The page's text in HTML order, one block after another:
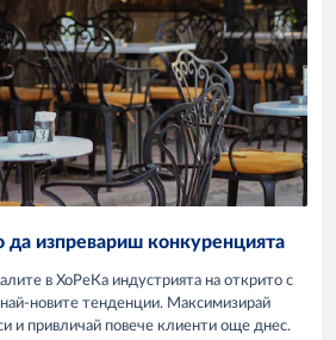
да изпревариш конкуренцията
в ХоРеКа индустрията на открито с
новите тенденции. Максимизирай
и привличай повече клиенти още днес.